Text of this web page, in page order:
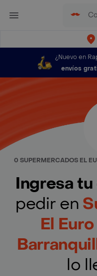
¿Nuevo en
envíos
0 SUPERMERCADOS EL
Ingresa
pedir en
El
lo